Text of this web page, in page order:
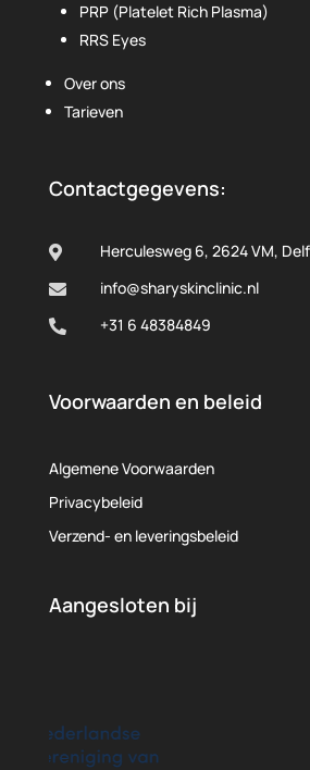
PRP (Platelet Rich Plasma)
RRS Eyes
Over ons
Tarieven
Contactgegevens:
 Herculesweg 6, 2624 VM,
 info@sharyskinclinic.nl
 +31 6 48384849
Voorwaarden en beleid
Algemene Voorwaarden
Privacybeleid
Verzend- en leveringsbeleid
Aangesloten bij